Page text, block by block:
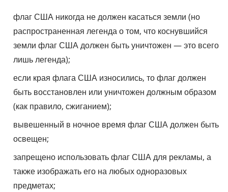
флаг США никогда не должен касаться земли (но
распространенная легенда о том, что коснувшийся
земли флаг США должен быть уничтожен — это всего
лишь легенда);
если края флага США износились, то флаг должен
быть восстановлен или уничтожен должным образом
(как правило, сжиганием);
вывешенный в ночное время флаг США должен быть
освещен;
запрещено использовать флаг США для рекламы, а
также изображать его на любых одноразовых
предметах;